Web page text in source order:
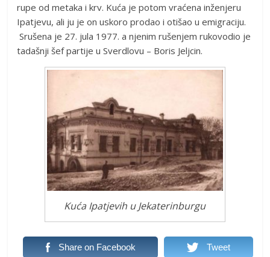
rupe od metaka i krv. Kuća je potom vraćena inženjeru
Ipatjevu, ali ju je on uskoro prodao i otišao u emigraciju.
Srušena je 27. jula 1977. a njenim rušenjem rukovodio je
tadašnji šef partije u Sverdlovu – Boris Jeljcin.
Kuća Ipatjevih u Jekaterinburgu
Share on Facebook Tweet